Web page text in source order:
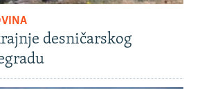
desničarskog